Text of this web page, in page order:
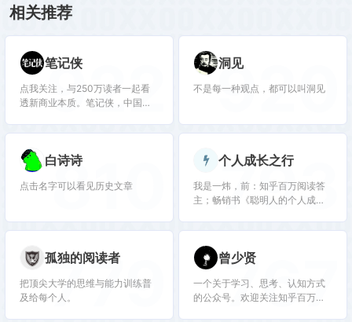
相关推荐
笔记侠
点我关注，与250万读者一起看
透新商业本质。笔记侠，中国新
篇干货笔记，宏观趋势、组织管
搜索。
922 洞见
不是每一种观点，都可以叫洞见
920
白诗诗
点击名字可以看见历史文章
810 个人成长之行
我是一炜，前：知乎百万阅读答
主；畅销书《聪明人的个人成
为海外财务经理。现：加密投资
「RichDAO」联合发起人。从传
统职场到投资/创业，分享个人成
长相关真实体验&思考。
793
孤独的阅读者
把顶尖大学的思维与能力训练普
及给每个人。779 曾少贤
一个关于学习、思考、认知方式
的公众号。欢迎关注知乎百万赞
767